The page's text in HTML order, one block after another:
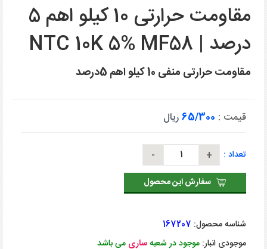
مقاومت حرارتی 10 کیلو اهم 5
درصد | NTC 10K 5% MF58
مقاومت حرارتی منفی 10 کیلو اهم 5درصد
قیمت : 65/300ریال
تعداد :
سفارش این محصول
شناسه محصول: 167207
موجودی انبار: موجود در شعبهساری می باشد